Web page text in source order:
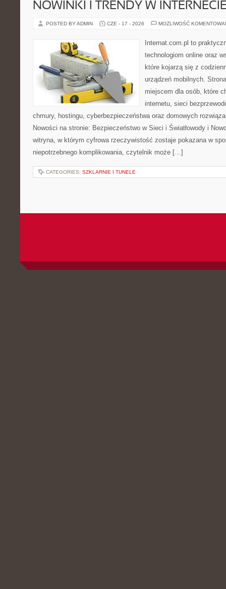
NOWINKI I TRENDY W
POSTED BY ADMIN CZE - 17 - 2026 MOŻLIWOŚĆ
Internat.com.pl to
technologiom online oraz
które kojarzą się z
urządzeń mobilnych.
miejscem dla osób, które
internetu, sieci
chmury, hostingu, cyberbezpieczeństwa oraz domowych
Nowości na stronie: Bezpieczeństwo w Sieci i Światłowody i
witryna, w którym cyfrowa rzeczywistość zostaje pokazana w
niepotrzebnego komplikowania, czytelnik może […]
CATEGORIES: SZKLARNIE I TUNELE